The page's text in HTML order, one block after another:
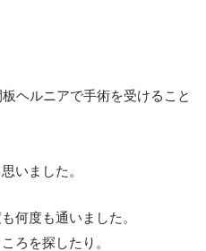
ヘルニアで手術を受けること
いました。
何度も通いました。
ろを探したり。